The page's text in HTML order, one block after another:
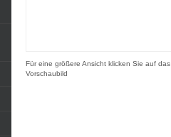
Für eine größere Ansicht klicken Sie auf das
Vorschaubild